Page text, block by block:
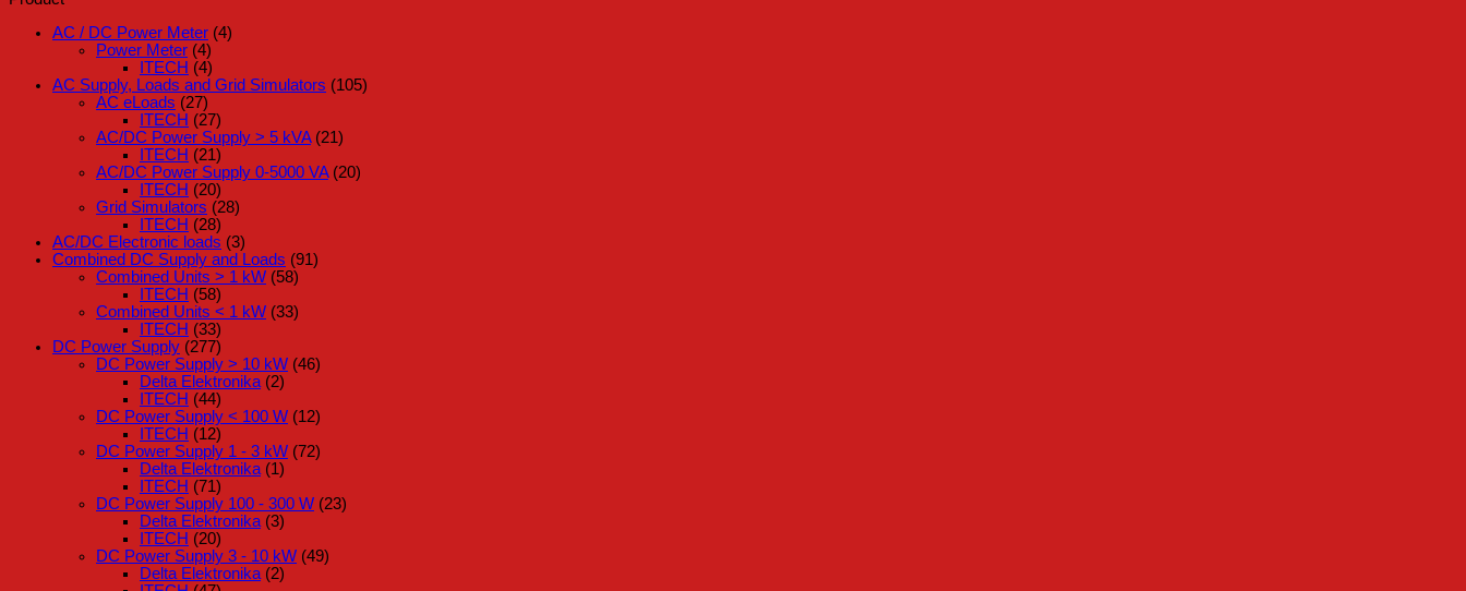
AC / DC Power Meter (4)
Power Meter (4)
ITECH (4)
AC Supply, Loads and Grid Simulators (105)
AC eLoads (27)
ITECH (27)
AC/DC Power Supply > 5 kVA (21)
ITECH (21)
AC/DC Power Supply 0-5000 VA (20)
ITECH (20)
Grid Simulators (28)
ITECH (28)
AC/DC Electronic loads (3)
Combined DC Supply and Loads (91)
Combined Units > 1 kW (58)
ITECH (58)
Combined Units < 1 kW (33)
ITECH (33)
DC Power Supply (277)
DC Power Supply > 10 kW (46)
Delta Elektronika (2)
ITECH (44)
DC Power Supply < 100 W (12)
ITECH (12)
DC Power Supply 1 - 3 kW (72)
Delta Elektronika (1)
ITECH (71)
DC Power Supply 100 - 300 W (23)
Delta Elektronika (3)
ITECH (20)
DC Power Supply 3 - 10 kW (49)
Delta Elektronika (2)